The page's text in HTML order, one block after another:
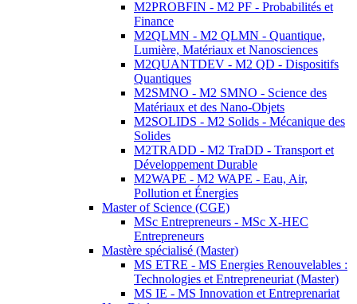
M2PROBFIN - M2 PF - Probabilités et
Finance
M2QLMN - M2 QLMN - Quantique,
Lumière, Matériaux et Nanosciences
M2QUANTDEV - M2 QD - Dispositifs
Quantiques
M2SMNO - M2 SMNO - Science des
Matériaux et des Nano-Objets
M2SOLIDS - M2 Solids - Mécanique des
Solides
M2TRADD - M2 TraDD - Transport et
Développement Durable
M2WAPE - M2 WAPE - Eau, Air,
Pollution et Énergies
Master of Science (CGE)
MSc Entrepreneurs - MSc X-HEC
Entrepreneurs
Mastère spécialisé (Master)
MS ETRE - MS Energies Renouvelables :
Technologies et Entrepreneuriat (Master)
MS IE - MS Innovation et Entreprenariat